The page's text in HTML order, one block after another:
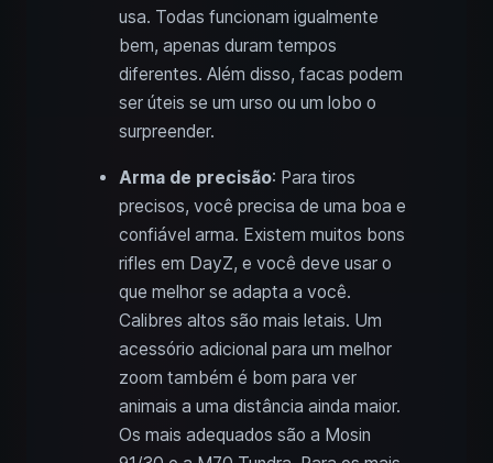
usa. Todas funcionam igualmente
bem, apenas duram tempos
diferentes. Além disso, facas podem
ser úteis se um urso ou um lobo o
surpreender.
Arma de precisão: Para tiros
precisos, você precisa de uma boa e
confiável arma. Existem muitos bons
rifles em DayZ, e você deve usar o
que melhor se adapta a você.
Calibres altos são mais letais. Um
acessório adicional para um melhor
zoom também é bom para ver
animais a uma distância ainda maior.
Os mais adequados são a Mosin